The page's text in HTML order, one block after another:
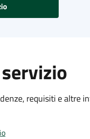
requisiti e altre